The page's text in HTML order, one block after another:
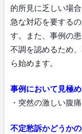
的所見に乏しい場
急な対応を要する
す。また、事例の
不調を認めるため
ら始めます。
事例において見極
・突然の激しい腹
不定愁訴かどうか